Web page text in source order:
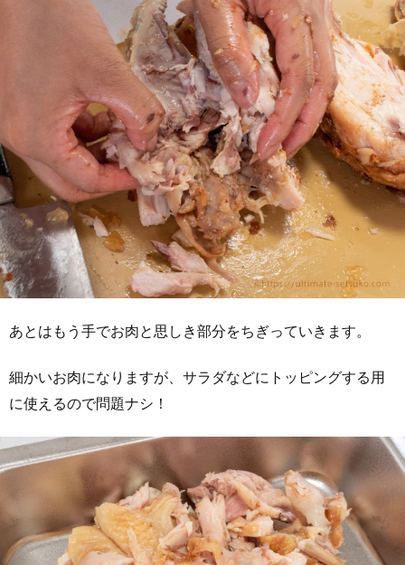
あとはもう手でお肉と思しき部分をちぎっていきます。
細かいお肉になりますが、サラダなどにトッピングする用
に使えるので問題ナシ！